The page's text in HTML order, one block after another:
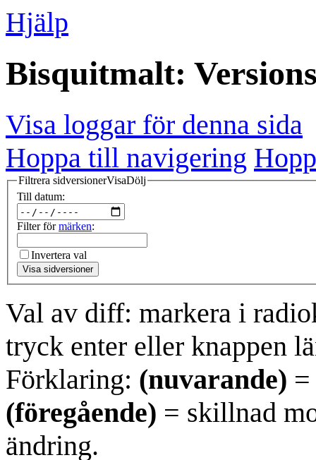
Hjälp
Bisquitmalt:
Visa loggar för denna sida
Hoppa till navigering
Filtrera sidversionerVisaDölj
Till datum:
Filter förmärken:
Invertera val
Visa sidversioner
Val av diff: markera i
tryck enter eller knappen
Förklaring: (nuvarande)
(föregående) = skillnad
ändring.